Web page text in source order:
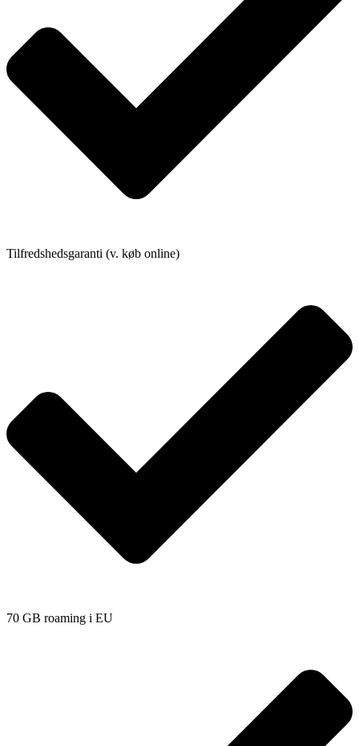
Tilfredshedsgaranti (v. køb online)
70 GB roaming i EU